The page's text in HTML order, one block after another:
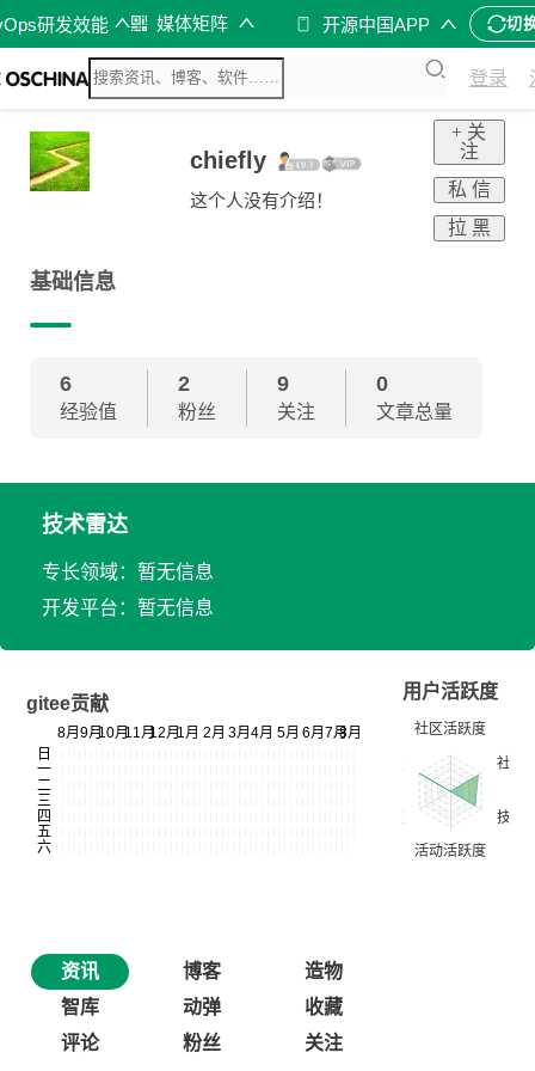
研发效能 媒体矩阵 开源中国APP 切
登录
chiefly
这个人没有介绍！
+ 关
注
私 信
拉 黑
基础信息
6
经验值
2
粉丝
9
关注
0
文章总量
技术雷达
专长领域：暂无信息
开发平台：暂无信息
gitee贡献
用户活跃度
资讯 博客
造物
智库
动弹
收藏
评论
粉丝 关注